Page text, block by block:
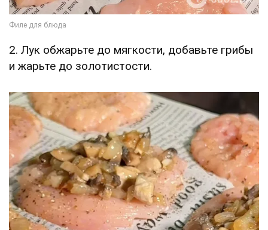
2. Лук обжарьте до мягкости, добавьте грибы
и жарьте до золотистости.